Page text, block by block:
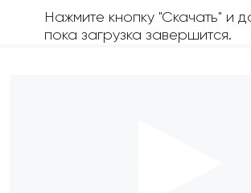
Нажмите кнопку "Скачать" и
пока загрузка завершится.